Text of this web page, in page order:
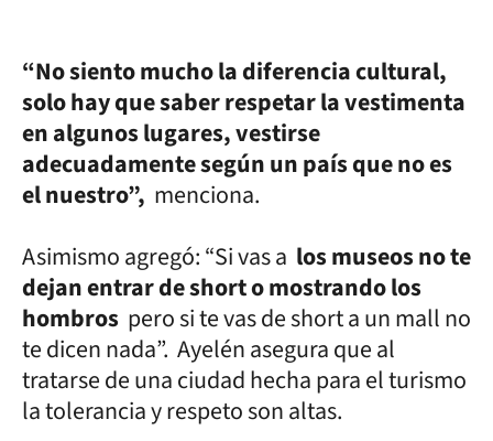
“No siento mucho la diferencia cultural,
solo hay que saber respetar la vestimenta
en algunos lugares, vestirse
adecuadamente según un país que no es
el nuestro”, menciona.
Asimismo agregó: “Si vas a los museos no te
dejan entrar de short o mostrando los
hombros pero si te vas de short a un mall no
te dicen nada”. Ayelén asegura que al
tratarse de una ciudad hecha para el turismo
la tolerancia y respeto son altas.